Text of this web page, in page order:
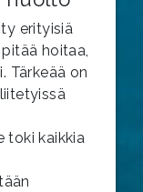
erityisiä
hoitaa,
Tärkeää on
toki kaikkia